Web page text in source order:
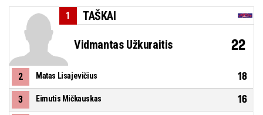
TAŠKAI
1
Vidmantas Užkuraitis 22
2 Matas Lisajevičius 18
3 Eimutis Mičkauskas 16